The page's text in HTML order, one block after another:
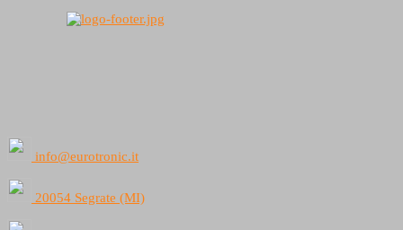
info@eurotronic.it
20054 Segrate (MI)